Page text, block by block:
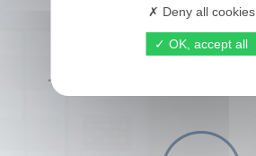
+33 (0) 1 44 41 29 19
Deny all cookies
OK, accept all